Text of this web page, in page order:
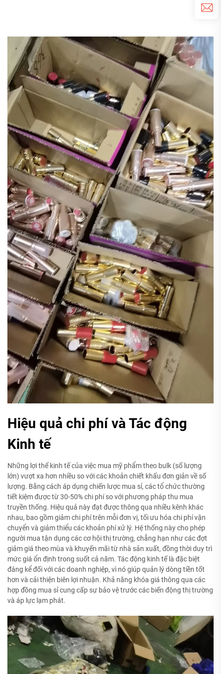
Hiệu quả chi phí và Tác động
Kinh tế
Những lợi thế kinh tế của việc mua mỹ phẩm theo bulk (số lượng
lớn) vượt xa hơn nhiều so với các khoản chiết khấu đơn giản về số
lượng. Bằng cách áp dụng chiến lược mua sỉ, các tổ chức thường
tiết kiệm được từ 30-50% chi phí so với phương pháp thu mua
truyền thống. Hiệu quả này đạt được thông qua nhiều kênh khác
nhau, bao gồm giảm chi phí trên mỗi đơn vị, tối ưu hóa chi phí vận
chuyển và giảm thiểu các khoản phí xử lý. Hệ thống này cho phép
người mua tận dụng các cơ hội thị trường, chẳng hạn như các đợt
giảm giá theo mùa và khuyến mãi từ nhà sản xuất, đồng thời duy trì
mức giá ổn định trong suốt cả năm. Tác động kinh tế là đặc biệt
đáng kể đối với các doanh nghiệp, vì nó giúp quản lý dòng tiền tốt
hơn và cải thiện biên lợi nhuận. Khả năng khóa giá thông qua các
hợp đồng mua sỉ cung cấp sự bảo vệ trước các biến động thị trường
và áp lực lạm phát.